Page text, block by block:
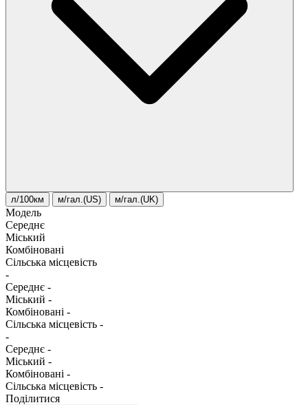
л/100км м/гал.(US) м/гал.(UK)
Модель
Середнє
Міський
Комбіновані
Сільська місцевість
-
Середнє -
Міський -
Комбіновані -
Сільська місцевість -
-
Середнє -
Міський -
Комбіновані -
Сільська місцевість -
Поділитися